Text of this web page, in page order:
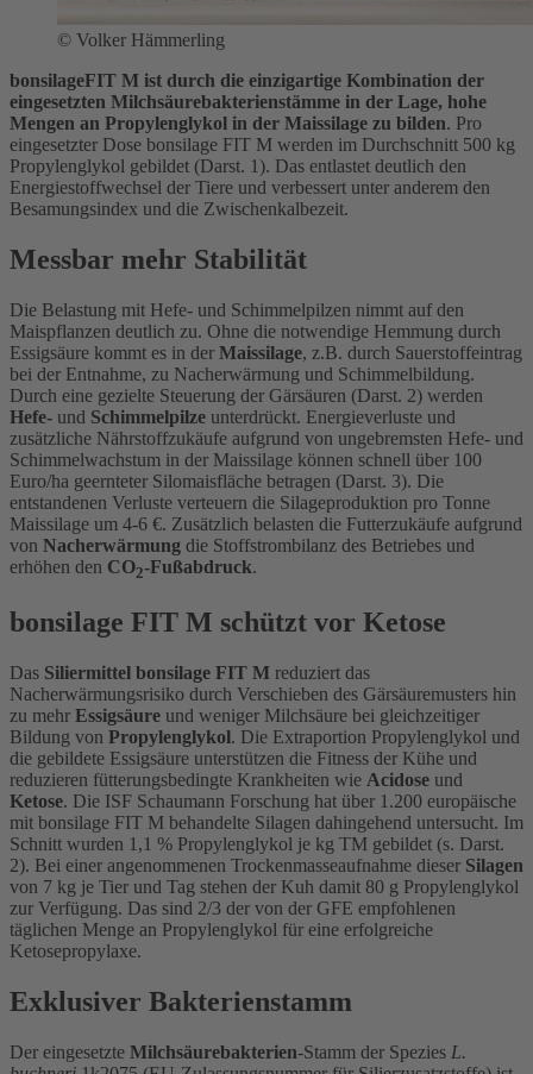
© Volker Hämmerling
bonsilageFIT M ist durch die einzigartige Kombination der
eingesetzten Milchsäurebakterienstämme in der Lage, hohe
Mengen an Propylenglykol in der Maissilage zu bilden. Pro
eingesetzter Dose bonsilage FIT M werden im Durchschnitt 500 kg
Propylenglykol gebildet (Darst. 1). Das entlastet deutlich den
Energiestoffwechsel der Tiere und verbessert unter anderem den
Besamungsindex und die Zwischenkalbezeit.
Messbar mehr Stabilität
Die Belastung mit Hefe- und Schimmelpilzen nimmt auf den
Maispflanzen deutlich zu. Ohne die notwendige Hemmung durch
Essigsäure kommt es in der Maissilage, z.B. durch Sauerstoffeintrag
bei der Entnahme, zu Nacherwärmung und Schimmelbildung.
Durch eine gezielte Steuerung der Gärsäuren (Darst. 2) werden
Hefe- und Schimmelpilze unterdrückt. Energieverluste und
zusätzliche Nährstoffzukäufe aufgrund von ungebremsten Hefe- und
Schimmelwachstum in der Maissilage können schnell über 100
Euro/ha geernteter Silomaisfläche betragen (Darst. 3). Die
entstandenen Verluste verteuern die Silageproduktion pro Tonne
Maissilage um 4-6 €. Zusätzlich belasten die Futterzukäufe aufgrund
von Nacherwärmung die Stoffstrombilanz des Betriebes und
erhöhen den CO2-Fußabdruck.
bonsilage FIT M schützt vor Ketose
Das Siliermittel bonsilage FIT M reduziert das
Nacherwärmungsrisiko durch Verschieben des Gärsäuremusters hin
zu mehr Essigsäure und weniger Milchsäure bei gleichzeitiger
Bildung von Propylenglykol. Die Extraportion Propylenglykol und
die gebildete Essigsäure unterstützen die Fitness der Kühe und
reduzieren fütterungsbedingte Krankheiten wie Acidose und
Ketose. Die ISF Schaumann Forschung hat über 1.200 europäische
mit bonsilage FIT M behandelte Silagen dahingehend untersucht. Im
Schnitt wurden 1,1 % Propylenglykol je kg TM gebildet (s. Darst.
2). Bei einer angenommenen Trockenmasseaufnahme dieser Silagen
von 7 kg je Tier und Tag stehen der Kuh damit 80 g Propylenglykol
zur Verfügung. Das sind 2/3 der von der GFE empfohlenen
täglichen Menge an Propylenglykol für eine erfolgreiche
Ketosepropylaxe.
Exklusiver Bakterienstamm
Der eingesetzte Milchsäurebakterien-Stamm der Spezies L.